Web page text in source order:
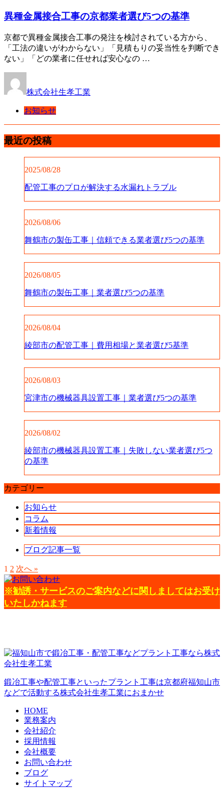
異種金属接合工事の京都業者選び5つの基準
京都で異種金属接合工事の発注を検討されている方から、
「工法の違いがわからない」「見積もりの妥当性を判断でき
ない」「どの業者に任せれば安心なの …
株式会社生孝工業
お知らせ
最近の投稿
2025/08/28
配管工事のプロが解決する水漏れトラブル
2026/08/06
舞鶴市の製缶工事｜信頼できる業者選び5つの基準
2026/08/05
舞鶴市の製缶工事｜業者選び5つの基準
2026/08/04
綾部市の配管工事｜費用相場と業者選び5基準
2026/08/03
宮津市の機械器具設置工事｜業者選び5つの基準
2026/08/02
綾部市の機械器具設置工事｜失敗しない業者選び5つ
の基準
カテゴリー
お知らせ
コラム
新着情報
ブログ記事一覧
1 2 次へ »
※勧誘・サービスのご案内などに関しましてはお受け
いたしかねます
鍛冶工事や配管工事といったプラント工事は京都府福知山市
などで活動する株式会社生孝工業におまかせ
HOME
業務案内
会社紹介
採用情報
会社概要
お問い合わせ
ブログ
サイトマップ